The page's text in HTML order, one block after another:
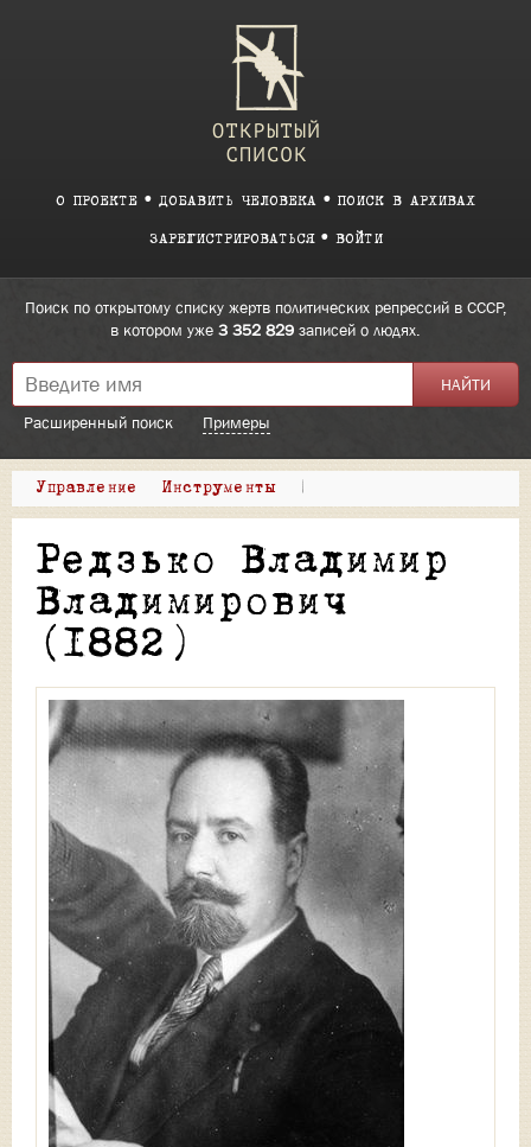
О ПРОЕКТЕ ДОБАВИТЬ ЧЕЛОВЕКА ПОИСК В АРХИВАХ
ЗАРЕГИСТРИРОВАТЬСЯ ВОЙТИ
Поиск по открытому списку жертв политических репрессий в СССР,
в котором уже 3 352 829 записей о людях.
Расширенный поиск Примеры
Управление Инструменты |
Редзько Владимир
Владимирович
(1882)